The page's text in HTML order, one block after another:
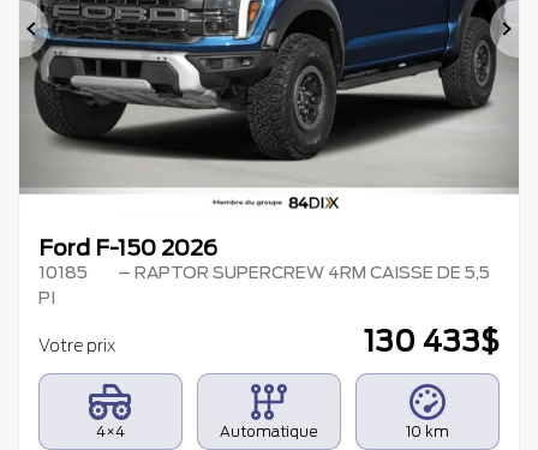
Précédent
Ford F-150 2026
10185
– RAPTOR SUPERCREW 4RM CAISSE DE 5,5
PI
Votre prix 130 433$
4×4 Automatique 10 km